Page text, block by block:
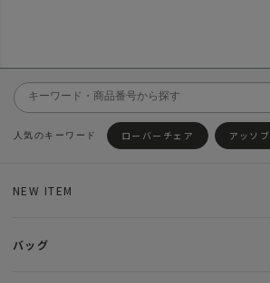
ローバーチェア アッソブ
NEW ITEM
バッグ